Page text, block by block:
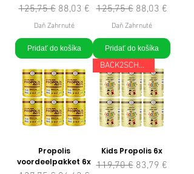
Normálna cena
125,75 € Zľavnená cena
88,03 €
Daň Zahrnuté
Pridať do košíka
Normálna cena
125,75 € Zľavnená cena
88,03 €
Daň Zahrnuté
Pridať do košíka
Propolis
voordeelpakket 6x
BACK2SCHOOL
Kids Propolis 6x
Normálna cena
119,70 € Zľavnená cena
83,79 €